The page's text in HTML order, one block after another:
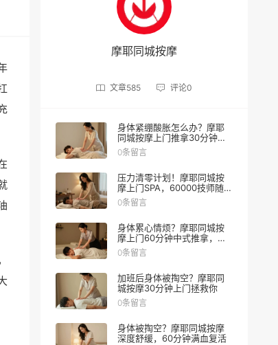
摩耶同城按摩
文章585 评论0
身体紧绷酸胀怎么办？摩耶
同城按摩上门推拿30分钟缓
解
0条留言
压力清零计划！摩耶同城按
摩上门SPA，60000技师随叫
随到
0条留言
身体累心情烦？摩耶同城按
摩上门60分钟中式推拿，让
身心一起松绑
0条留言
加班后身体被掏空？摩耶同
城按摩30分钟上门拯救你
0条留言
身体被掏空？摩耶同城按摩
深度舒缓，60分钟满血复活